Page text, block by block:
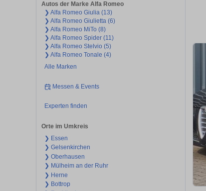
Autos der Marke Alfa Romeo
❯ Alfa Romeo Giulia (13)
❯ Alfa Romeo Giulietta (6)
❯ Alfa Romeo MiTo (8)
❯ Alfa Romeo Spider (11)
❯ Alfa Romeo Stelvio (5)
❯ Alfa Romeo Tonale (4)
Alle Marken
Messen & Events
Experten finden
Orte im Umkreis
❯ Essen
❯ Gelsenkirchen
❯ Oberhausen
❯ Mülheim an der Ruhr
❯ Herne
❯ Bottrop